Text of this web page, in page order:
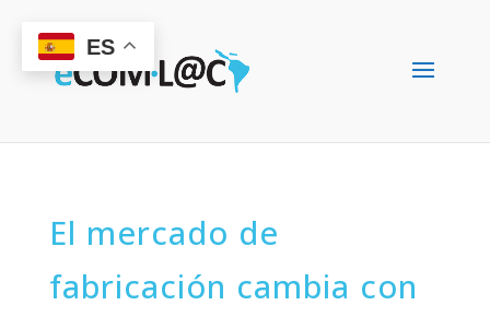
El mercado de
fabricación cambia con
ES